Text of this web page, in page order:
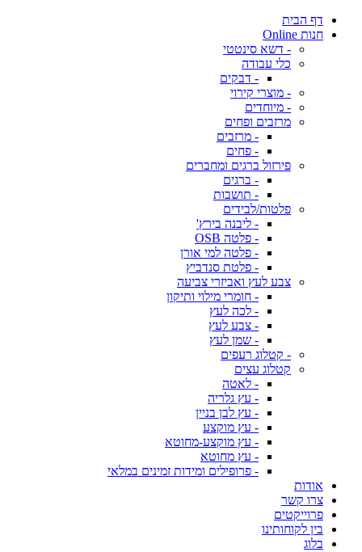
דף הבית
חנות Online
- דשא סינטטי
כלי עבודה
- דבקים
- מוצרי קירוי
- מיוחדים
מרזבים ופחים
- מרזבים
- פחים
פירזול ברגים ומחברים
- ברגים
- תושבות
פלטות/לבידים
- ליבנה בירץ'
- פלטה OSB
- פלטה למי אורן
- פלטת סנדביץ
צבע לעץ ואביזרי צביעה
- חומרי מילוי ותיקון
- לכה לעץ
- צבע לעץ
- שמן לעץ
- קטלוג רעפים
קטלוג עצים
- לאטה
- עץ גלריה
- עץ לבן בניין
- עץ מוקצע
- עץ מוקצע-מחוטא
- עץ מחוטא
- פרופילים ומידות זמינים במלאי
אודות
צרו קשר
פרוייקטים
בין לקוחותינו
בלוג